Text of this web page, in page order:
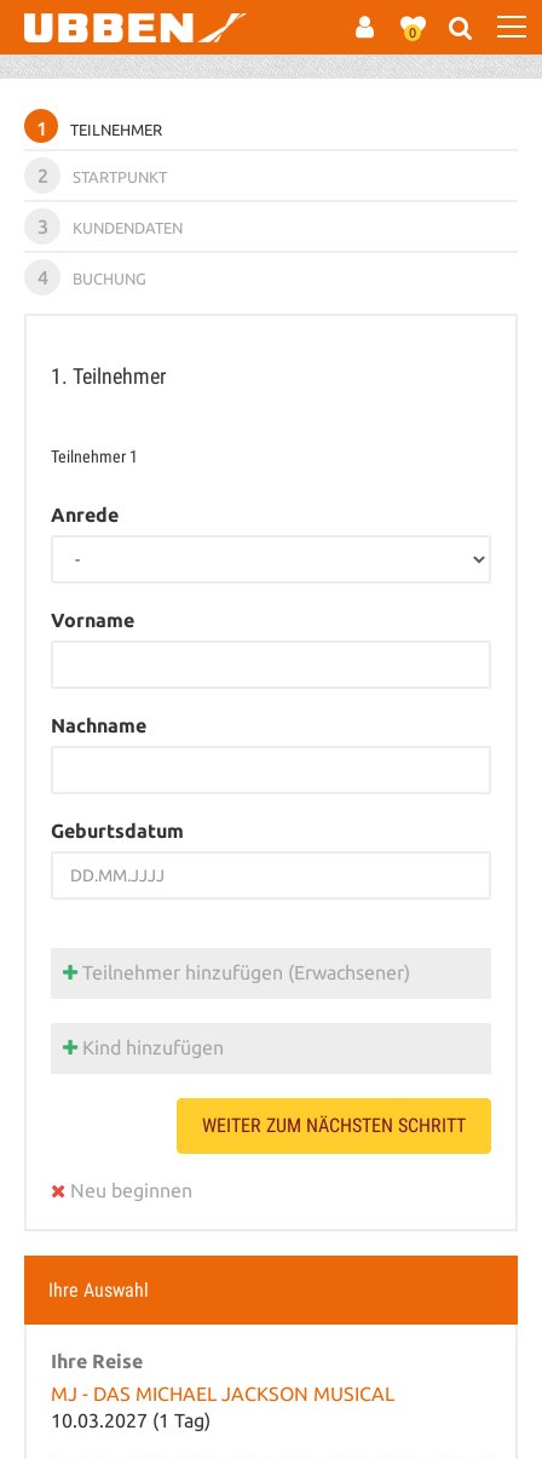
0
1 TEILNEHMER
2 STARTPUNKT
3 KUNDENDATEN
4 BUCHUNG
1. Teilnehmer
Teilnehmer 1
Anrede
Vorname
Nachname
Geburtsdatum
Teilnehmer hinzufügen (Erwachsener)
Kind hinzufügen
WEITER ZUM NÄCHSTEN SCHRITT
Neu beginnen
Ihre Auswahl
Ihre Reise
MJ - DAS MICHAEL JACKSON MUSICAL
10.03.2027 (1 Tag)